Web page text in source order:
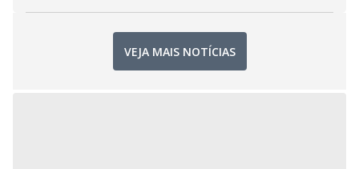
VEJA MAIS NOTÍCIAS